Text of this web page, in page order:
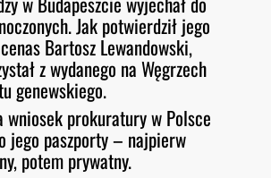
Jak potwierdził jego
Bartosz Lewandowski,
z wydanego na Węgrzech
genewskiego.
wniosek prokuratury w Polsce
jego paszporty – najpierw
potem prywatny.